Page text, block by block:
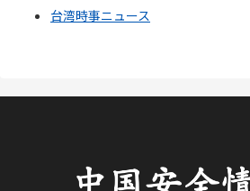
台湾時事ニュース